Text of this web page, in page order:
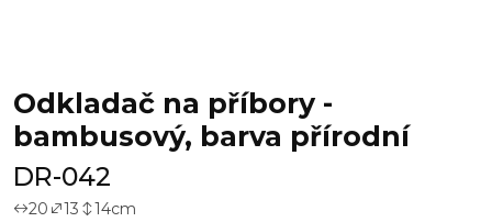
Odkladač na příbory -
bambusový, barva přírodní
DR-042
20 13 14cm